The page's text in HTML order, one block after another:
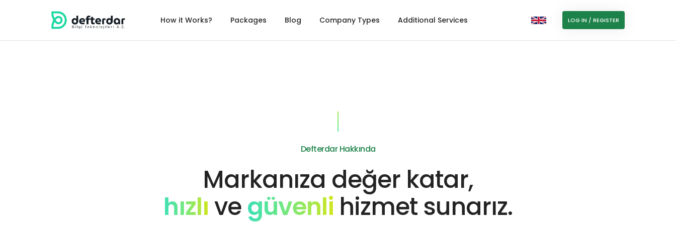
How it Works? Packages Blog Company Types Additional Services LOG IN / REGISTER
Defterdar Hakkında
Markanıza değer katar,
hızlıvegüvenli hizmet sunarız.